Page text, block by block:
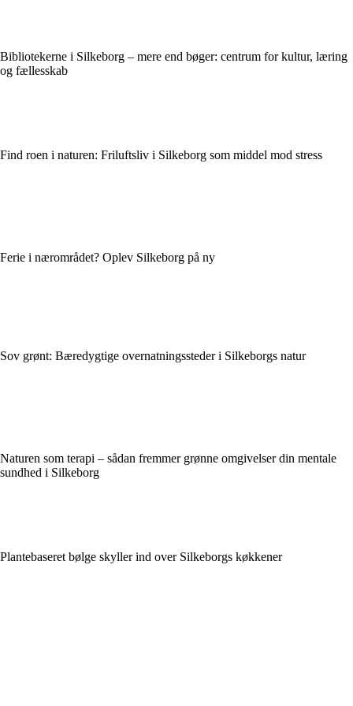
Bibliotekerne i Silkeborg – mere end bøger: centrum for kultur, læring
og fællesskab
Find roen i naturen: Friluftsliv i Silkeborg som middel mod stress
Ferie i nærområdet? Oplev Silkeborg på ny
Sov grønt: Bæredygtige overnatningssteder i Silkeborgs natur
Naturen som terapi – sådan fremmer grønne omgivelser din mentale
sundhed i Silkeborg
Plantebaseret bølge skyller ind over Silkeborgs køkkener